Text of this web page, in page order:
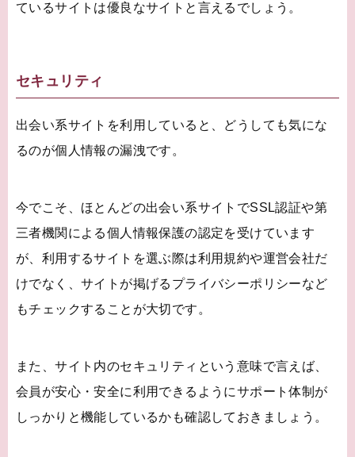
ているサイトは優良なサイトと言えるでしょう。
セキュリティ
出会い系サイトを利用していると、どうしても気にな
るのが個人情報の漏洩です。
今でこそ、ほとんどの出会い系サイトでSSL認証や第
三者機関による個人情報保護の認定を受けています
が、利用するサイトを選ぶ際は利用規約や運営会社だ
けでなく、サイトが掲げるプライバシーポリシーなど
もチェックすることが大切です。
また、サイト内のセキュリティという意味で言えば、
会員が安心・安全に利用できるようにサポート体制が
しっかりと機能しているかも確認しておきましょう。